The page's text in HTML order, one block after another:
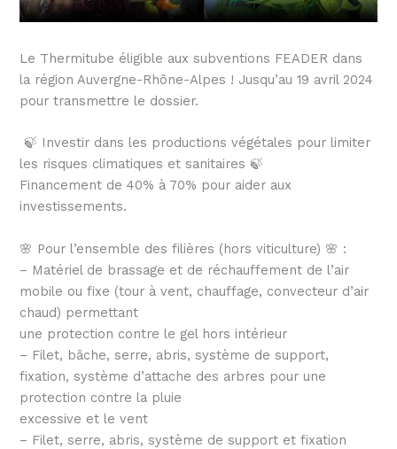
Le Thermitube éligible aux subventions FEADER dans
la région Auvergne-Rhône-Alpes ! Jusqu’au 19 avril 2024
pour transmettre le dossier.
🍃 Investir dans les productions végétales pour limiter
les risques climatiques et sanitaires 🍃
Financement de 40% à 70% pour aider aux
investissements.
🌸 Pour l’ensemble des filières (hors viticulture) 🌸 :
– Matériel de brassage et de réchauffement de l’air
mobile ou fixe (tour à vent, chauffage, convecteur d’air
chaud) permettant
une protection contre le gel hors intérieur
– Filet, bâche, serre, abris, système de support,
fixation, système d’attache des arbres pour une
protection contre la pluie
excessive et le vent
– Filet, serre, abris, système de support et fixation